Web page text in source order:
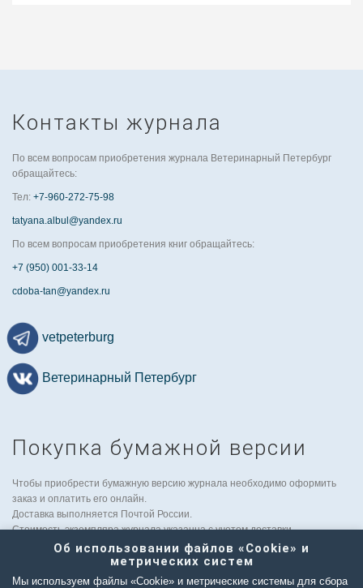
Контакты журнала
По всем вопросам приобретения журнала Ветеринарный Петербург
обращайтесь:
Тел: +7-960-272-75-98
tatyana.albul@yandex.ru
По всем вопросам приобретения книг обращайтесь:
+7 (950) 001-33-14
cdoba-tan@yandex.ru
vetpeterburg
Ветеринарный Петербург
Покупка бумажной версии
Чтобы приобрести бумажную версию журнала необходимо оформить
заказ и оплатить его онлайн.
Доставка выполняется Почтой России.
Стоимость экземпляра журнала указанна с учетом доставки.
По вопросам рассылки в другие странны обращайтесь к заместителю
tatyana.albul@yandex.ru
Об использовании файлов «Cookie» и
метрических систем
Мы используем файлы «Cookie» и метрические системы для сбора